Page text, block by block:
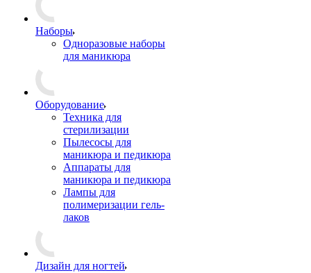
Наборы
Одноразовые наборы
для маникюра
Оборудование
Техника для
стерилизации
Пылесосы для
маникюра и педикюра
Аппараты для
маникюра и педикюра
Лампы для
полимеризации гель-
лаков
Дизайн для ногтей